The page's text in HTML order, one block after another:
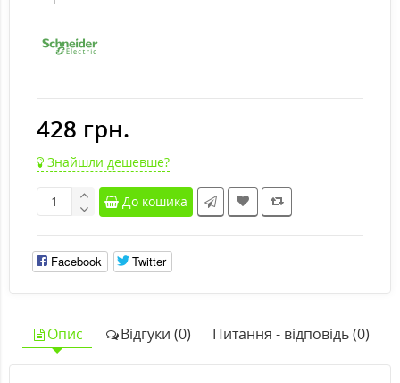
428 грн.
Знайшли дешевше?
До кошика
Facebook Twitter
Опис Відгуки (0) Питання - відповідь (0)